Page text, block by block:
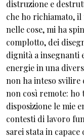
distruzione e
che ho richiamato,
nelle cose, mi ha
complotto, dei
dignità a insegnanti
energie in una
non ha inteso svilire
non così remote: ho
disposizione le mie
contesti di lavoro
sarei stata in capace